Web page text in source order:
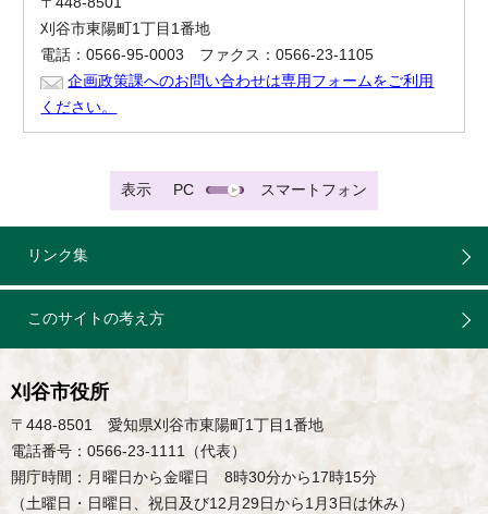
刈谷市東陽町1丁目1番地
電話：0566-95-0003 ファクス：0566-23-1105
企画政策課へのお問い合わせは専用フォームをご利用
ください。
表示 PC スマートフォン
リンク集
このサイトの考え方
刈谷市役所
〒448-8501 愛知県刈谷市東陽町1丁目1番地
電話番号：0566-23-1111（代表）
開庁時間：月曜日から金曜日 8時30分から17時15分
（土曜日・日曜日、祝日及び12月29日から1月3日は休み）